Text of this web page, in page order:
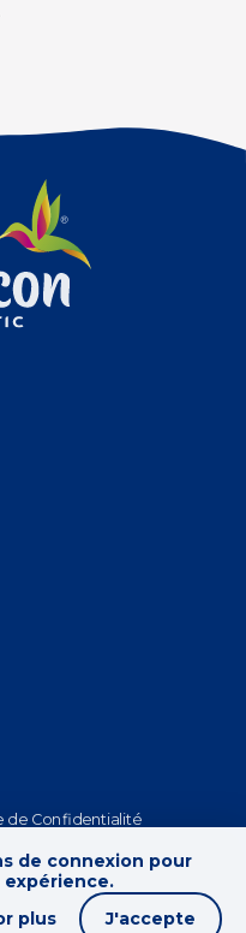
de Confidentialité
de connexion pour
expérience.
plus
J'accepte